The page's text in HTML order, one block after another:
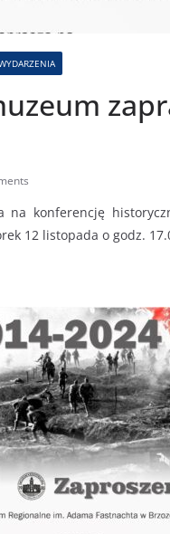
na konferencję
12 listopada o godz.